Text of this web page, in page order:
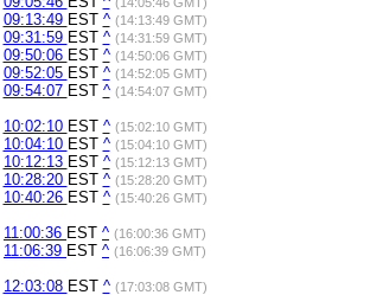
09:13:49 EST ^ (14:13:49 GMT)
09:31:59 EST ^ (14:31:59 GMT)
09:50:06 EST ^ (14:50:06 GMT)
09:52:05 EST ^ (14:52:05 GMT)
09:54:07 EST ^ (14:54:07 GMT)
10:02:10 EST ^ (15:02:10 GMT)
10:04:10 EST ^ (15:04:10 GMT)
10:12:13 EST ^ (15:12:13 GMT)
10:28:20 EST ^ (15:28:20 GMT)
10:40:26 EST ^ (15:40:26 GMT)
11:00:36 EST ^ (16:00:36 GMT)
11:06:39 EST ^ (16:06:39 GMT)
12:03:08 EST ^ (17:03:08 GMT)